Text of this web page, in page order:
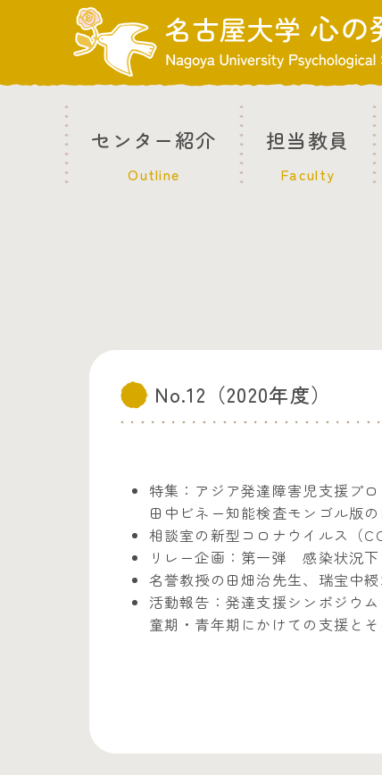
センター紹介
Outline
担当教員
Faculty
No.12（2020年度）
特集：アジア発達障害児支援プ
田中ビネー知能検査モンゴル版
相談室の新型コロナウイルス（
リレー企画：第一弾 感染状況下
名誉教授の田畑治先生、瑞宝中
活動報告：発達支援シンポジウ
童期・青年期にかけての支援とそ